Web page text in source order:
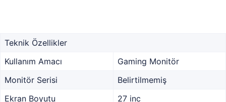
Teknik Özellikler
Kullanım Amacı
Gaming Monitör
Monitör Serisi
Belirtilmemiş
Ekran Boyutu
27 inc